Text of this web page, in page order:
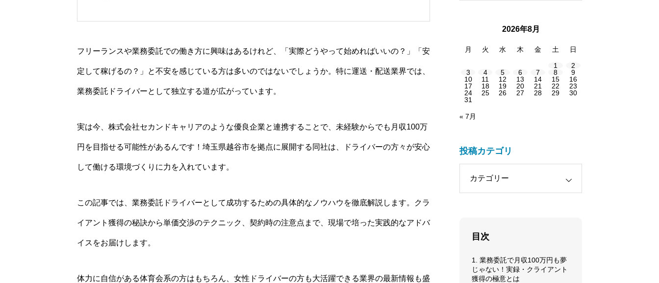
フリーランスや業務委託での働き方に興味はあるけれど、「実際どうやって始めればいいの？」「安
定して稼げるの？」と不安を感じている方は多いのではないでしょうか。特に運送・配送業界では、
業務委託ドライバーとして独立する道が広がっています。
実は今、株式会社セカンドキャリアのような優良企業と連携することで、未経験からでも月収100万
円を目指せる可能性があるんです！埼玉県越谷市を拠点に展開する同社は、ドライバーの方々が安心
して働ける環境づくりに力を入れています。
この記事では、業務委託ドライバーとして成功するための具体的なノウハウを徹底解説します。クラ
イアント獲得の秘訣から単価交渉のテクニック、契約時の注意点まで、現場で培った実践的なアドバ
イスをお届けします。
体力に自信がある体育会系の方はもちろん、女性ドライバーの方も大活躍できる業界の最新情報も盛
目次
1. 業務委託で月収100万円も夢
じゃない！実録・クライアント
獲得の極意とは
2026年8月
月 火 水 木 金 土 日
1
2
3
4 5 6 7 8
9
10
11 12 13 14 15
16
17
18 19 20 21 22
23
24
25 26 27 28 29
30
31
« 7月
投稿カテゴリ